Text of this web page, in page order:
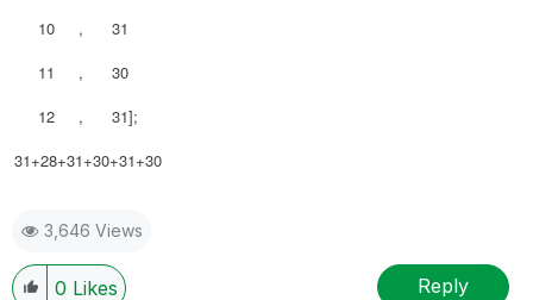
10 , 31
11 , 30
12 , 31];
31+28+31+30+31+30
3,646 Views
0 Likes Reply